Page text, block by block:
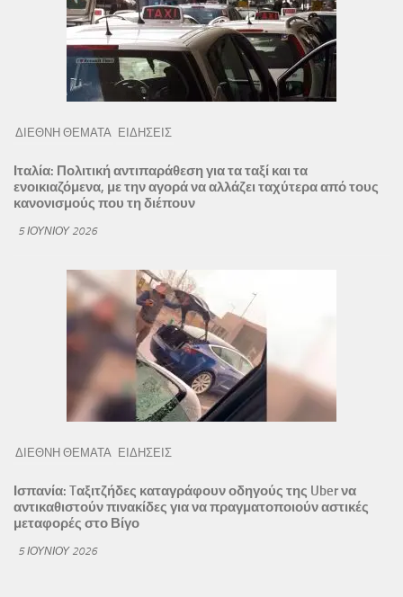
ΔΙΕΘΝΗ ΘΕΜΑΤΑ ΕΙΔΗΣΕΙΣ
Ιταλία: Πολιτική αντιπαράθεση για τα ταξί και τα
ενοικιαζόμενα, με την αγορά να αλλάζει ταχύτερα από τους
κανονισμούς που τη διέπουν
5 ΙΟΥΝΊΟΥ 2026
ΔΙΕΘΝΗ ΘΕΜΑΤΑ ΕΙΔΗΣΕΙΣ
Ισπανία: Tαξιτζήδες καταγράφουν οδηγούς της Uber να
αντικαθιστούν πινακίδες για να πραγματοποιούν αστικές
μεταφορές στο Βίγο
5 ΙΟΥΝΊΟΥ 2026